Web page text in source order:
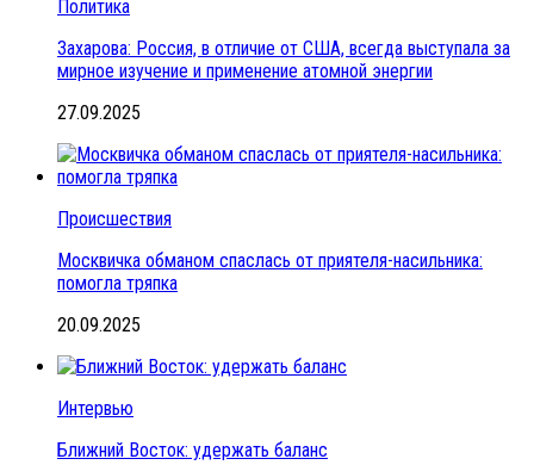
Политика
Захарова: Россия, в отличие от США, всегда выступала за
мирное изучение и применение атомной энергии
27.09.2025
Происшествия
Москвичка обманом спаслась от приятеля-насильника:
помогла тряпка
20.09.2025
Интервью
Ближний Восток: удержать баланс